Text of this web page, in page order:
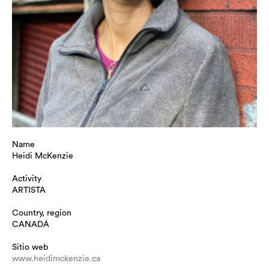
Name
Heidi McKenzie
Activity
ARTISTA
Country, region
CANADÁ
Sitio web
www.heidimckenzie.ca